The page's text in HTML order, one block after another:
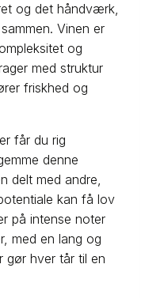
og det håndværk,
Vinen er
og
med struktur
friskhed og
får du rig
denne
delt med andre,
kan få lov
på intense noter
med en lang og
gør hver tår til en